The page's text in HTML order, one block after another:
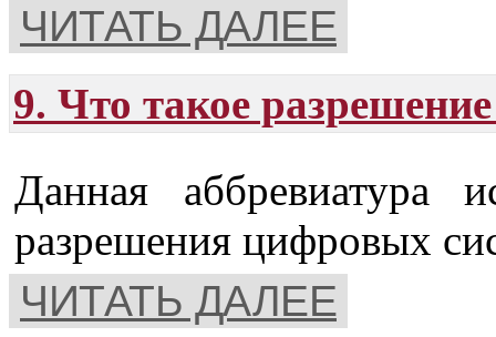
ЧИТАТЬ ДАЛЕЕ
9. Что такое
Данная аббревиатура
разрешения цифровых
ЧИТАТЬ ДАЛЕЕ